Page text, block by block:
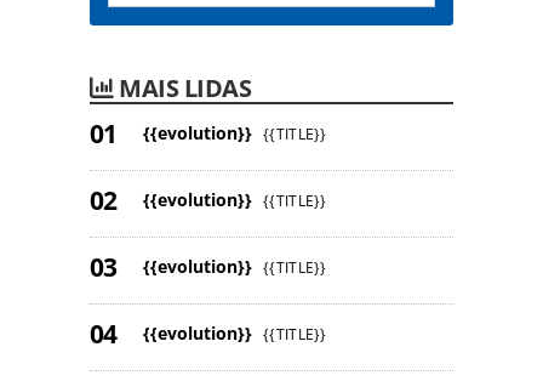
MAIS LIDAS
{{evolution}} {{TITLE}}
{{evolution}} {{TITLE}}
{{evolution}} {{TITLE}}
{{evolution}} {{TITLE}}